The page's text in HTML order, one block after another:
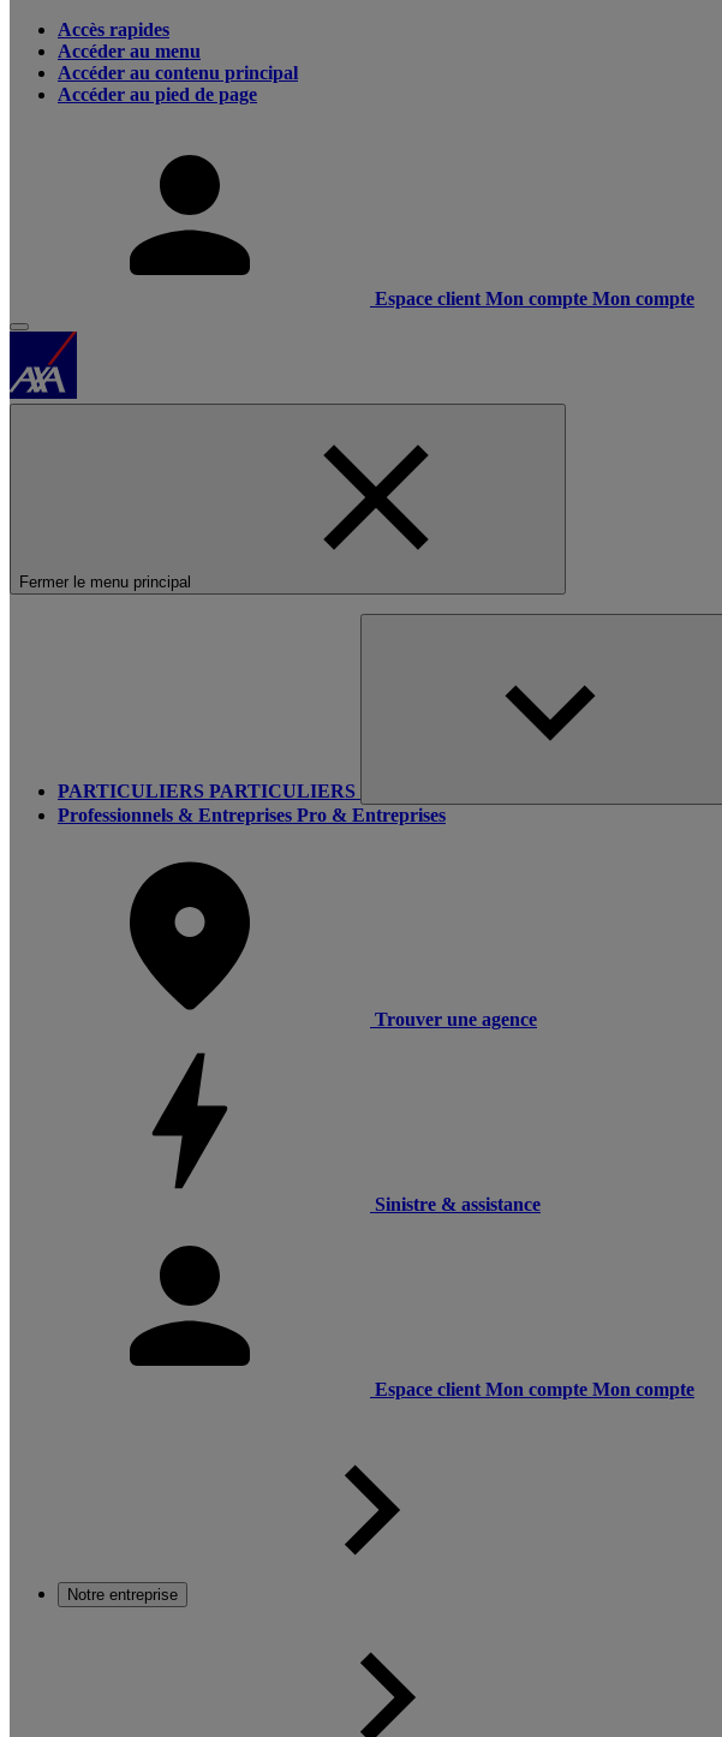
Accès rapides
Accéder au menu
Accéder au contenu principal
Accéder au pied de page
Espace client Mon compte Mon compte
Fermer le menu principal
PARTICULIERS PARTICULIERS
Professionnels & Entreprises Pro & Entreprises
Trouver une agence
Sinistre & assistance
Espace client Mon compte Mon compte
Notre entreprise